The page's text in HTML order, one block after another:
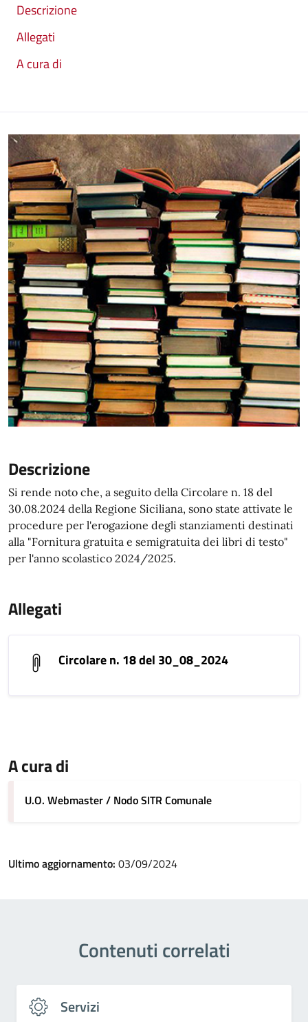
Descrizione
Allegati
A cura di
Descrizione
Si rende noto che, a seguito della Circolare n. 18 del
30.08.2024 della Regione Siciliana, sono state attivate le
procedure per l'erogazione degli stanziamenti destinati
alla "Fornitura gratuita e semigratuita dei libri di testo"
per l'anno scolastico 2024/2025.
Allegati
Circolare n. 18 del 30_08_2024
A cura di
U.O. Webmaster / Nodo SITR Comunale
Ultimo aggiornamento: 03/09/2024
Contenuti correlati
Servizi